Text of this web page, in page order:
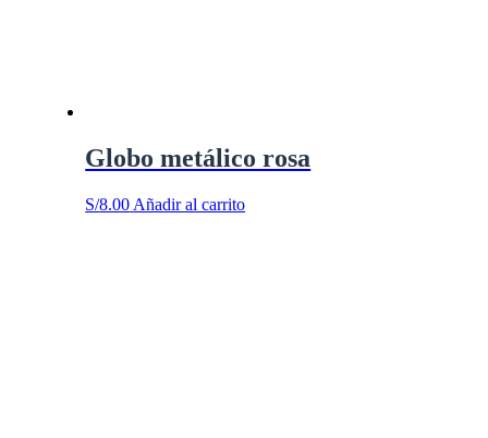
Globo metálico rosa
S/8.00 Añadir al carrito